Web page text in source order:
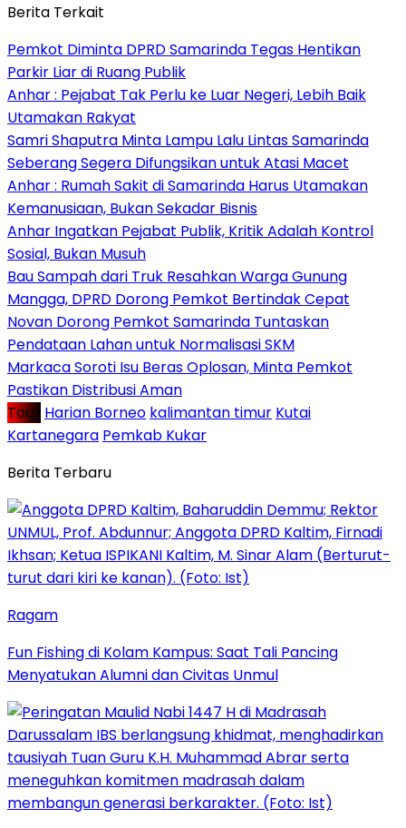
Berita Terkait
Pemkot Diminta DPRD Samarinda Tegas Hentikan
Parkir Liar di Ruang Publik
Anhar : Pejabat Tak Perlu ke Luar Negeri, Lebih Baik
Utamakan Rakyat
Samri Shaputra Minta Lampu Lalu Lintas Samarinda
Seberang Segera Difungsikan untuk Atasi Macet
Anhar : Rumah Sakit di Samarinda Harus Utamakan
Kemanusiaan, Bukan Sekadar Bisnis
Anhar Ingatkan Pejabat Publik, Kritik Adalah Kontrol
Sosial, Bukan Musuh
Bau Sampah dari Truk Resahkan Warga Gunung
Mangga, DPRD Dorong Pemkot Bertindak Cepat
Novan Dorong Pemkot Samarinda Tuntaskan
Pendataan Lahan untuk Normalisasi SKM
Markaca Soroti Isu Beras Oplosan, Minta Pemkot
Pastikan Distribusi Aman
Tag : Harian Borneo kalimantan timur Kutai
Kartanegara Pemkab Kukar
Berita Terbaru
Ragam
Fun Fishing di Kolam Kampus: Saat Tali Pancing
Menyatukan Alumni dan Civitas Unmul